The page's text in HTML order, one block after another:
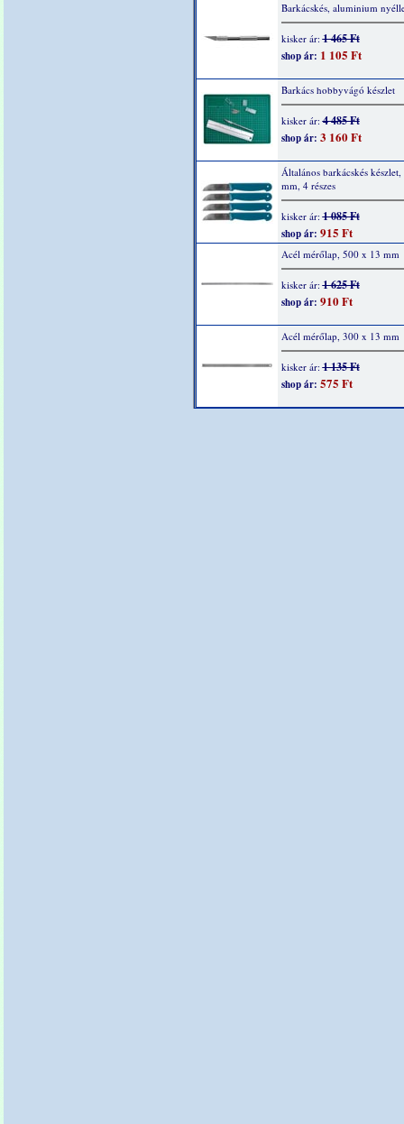
Barkácskés, aluminium
kisker ár:1 465 Ft
shop ár: 1 105 Ft
Barkács hobbyvágó készlet
kisker ár:4 485 Ft
shop ár: 3 160 Ft
Általános barkácskés
mm, 4 részes
kisker ár:1 085 Ft
shop ár: 915 Ft
Acél mérőlap, 500 x 13 mm
kisker ár:1 625 Ft
shop ár: 910 Ft
Acél mérőlap, 300 x 13 mm
kisker ár:1 135 Ft
shop ár: 575 Ft